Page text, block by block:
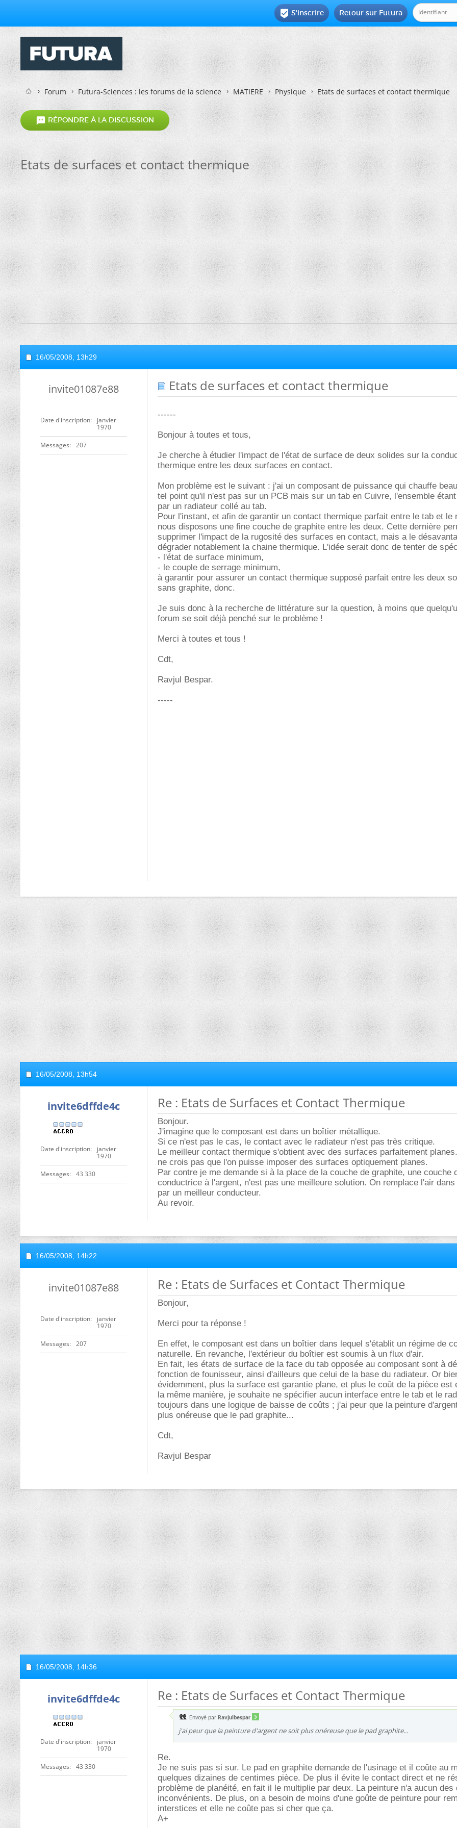
Retour sur Futura
 S'inscrire
Forum Futura-Sciences : les forums de la science MATIERE Physique Etats de surfaces et contact thermique
 RÉPONDRE À LA DISCUSSION
Etats de surfaces et contact thermique
16/05/2008, 13h29
invite01087e88
Date d'inscription
janvier
1970
Messages 207
Etats de surfaces et contact thermique
------
Bonjour à toutes et tous,
Je cherche à étudier l'impact de l'état de surface de deux solides sur la
thermique entre les deux surfaces en contact.
Mon problème est le suivant : j'ai un composant de puissance qui chauffe
tel point qu'il n'est pas sur un PCB mais sur un tab en Cuivre, l'ensemble
par un radiateur collé au tab.
Pour l'instant, et afin de garantir un contact thermique parfait entre le tab et le
nous disposons une fine couche de graphite entre les deux. Cette dernière
supprimer l'impact de la rugosité des surfaces en contact, mais a le
dégrader notablement la chaine thermique. L'idée serait donc de tenter de
- l'état de surface minimum,
- le couple de serrage minimum,
à garantir pour assurer un contact thermique supposé parfait entre les deux
sans graphite, donc.
Je suis donc à la recherche de littérature sur la question, à moins que
forum se soit déjà penché sur le problème !
Merci à toutes et tous !
Cdt,
Ravjul Bespar.
-----
16/05/2008, 13h54
invite6dffde4c
Date d'inscription
janvier
1970
Messages 43 330
Re : Etats de Surfaces et Contact Thermique
Bonjour.
J'imagine que le composant est dans un boîtier métallique.
Si ce n'est pas le cas, le contact avec le radiateur n'est pas très critique.
Le meilleur contact thermique s'obtient avec des surfaces parfaitement
ne crois pas que l'on puisse imposer des surfaces optiquement planes.
Par contre je me demande si à la place de la couche de graphite, une couche
conductrice à l'argent, n'est pas une meilleure solution. On remplace l'air
par un meilleur conducteur.
Au revoir.
16/05/2008, 14h22
invite01087e88
Date d'inscription
janvier
1970
Messages 207
Re : Etats de Surfaces et Contact Thermique
Bonjour,
Merci pour ta réponse !
En effet, le composant est dans un boîtier dans lequel s'établit un régime de
naturelle. En revanche, l'extérieur du boîtier est soumis à un flux d'air.
En fait, les états de surface de la face du tab opposée au composant sont à
fonction de founisseur, ainsi d'ailleurs que celui de la base du radiateur. Or
évidemment, plus la surface est garantie plane, et plus le coût de la pièce est
la même manière, je souhaite ne spécifier aucun interface entre le tab et le
toujours dans une logique de baisse de coûts ; j'ai peur que la peinture
plus onéreuse que le pad graphite...
Cdt,
Ravjul Bespar
16/05/2008, 14h36
invite6dffde4c
Date d'inscription
janvier
1970
Messages 43 330
Re : Etats de Surfaces et Contact Thermique
Envoyé par Ravjulbespar
j'ai peur que la peinture d'argent ne soit plus onéreuse que le pad graphite...
Re.
Je ne suis pas si sur. Le pad en graphite demande de l'usinage et il coûte au
quelques dizaines de centimes pièce. De plus il évite le contact direct et ne
problème de planéité, en fait il le multiplie par deux. La peinture n'a aucun des
inconvénients. De plus, on a besoin de moins d'une goûte de peinture pour
interstices et elle ne coûte pas si cher que ça.
A+